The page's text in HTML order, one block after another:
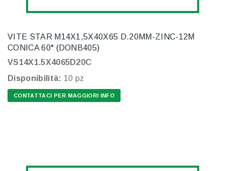
VITE STAR M14X1,5X40X65 D.20MM-ZINC-12M
CONICA 60° (DONB405)
VS14X1.5X4065D20C
Disponibilità: 10 pz
CONTATTACI PER MAGGIORI INFO